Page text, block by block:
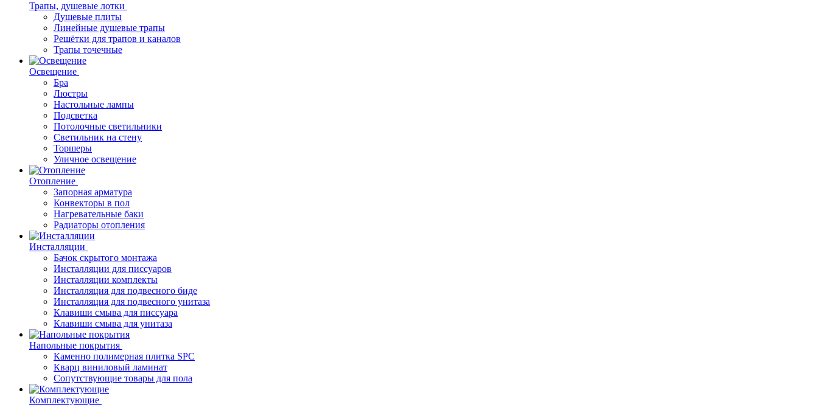
Трапы, душевые лотки
Душевые плиты
Линейные душевые трапы
Решётки для трапов и каналов
Трапы точечные
Освещение
Бра
Люстры
Настольные лампы
Подсветка
Потолочные светильники
Светильник на стену
Торшеры
Уличное освещение
Отопление
Запорная арматура
Конвекторы в пол
Нагревательные баки
Радиаторы отопления
Инсталляции
Бачок скрытого монтажа
Инсталляции для писсуаров
Инсталляции комплекты
Инсталляция для подвесного биде
Инсталляция для подвесного унитаза
Клавиши смыва для писсуара
Клавиши смыва для унитаза
Напольные покрытия
Каменно полимерная плитка SPC
Кварц виниловый ламинат
Сопутствующие товары для пола
Комплектующие